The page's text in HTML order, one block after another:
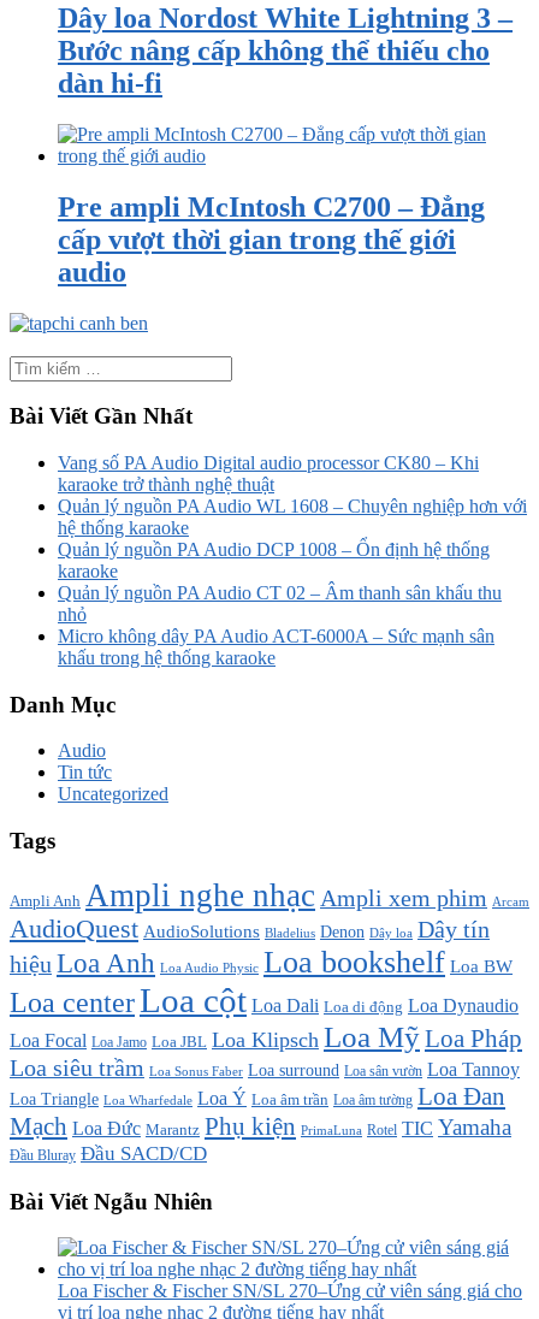
Dây loa Nordost White Lightning 3 –
Bước nâng cấp không thể thiếu cho
dàn hi-fi
Pre ampli McIntosh C2700 – Đẳng
cấp vượt thời gian trong thế giới
audio
Bài Viết Gần Nhất
Vang số PA Audio Digital audio processor CK80 – Khi
karaoke trở thành nghệ thuật
Quản lý nguồn PA Audio WL 1608 – Chuyên nghiệp hơn với
hệ thống karaoke
Quản lý nguồn PA Audio DCP 1008 – Ổn định hệ thống
karaoke
Quản lý nguồn PA Audio CT 02 – Âm thanh sân khấu thu
nhỏ
Micro không dây PA Audio ACT-6000A – Sức mạnh sân
khấu trong hệ thống karaoke
Danh Mục
Audio
Tin tức
Uncategorized
Tags
Ampli Anh Ampli nghe nhạc Ampli xem phim Arcam
AudioQuest AudioSolutions Bladelius Denon Dây loa Dây tín
hiệu Loa Anh Loa Audio Physic Loa bookshelf Loa BW
Loa centerLoa cột Loa Dali Loa di động Loa Dynaudio
Loa Focal Loa Jamo Loa JBL Loa Klipsch Loa MỹLoa Pháp
Loa siêu trầm Loa Sonus Faber Loa surround Loa sân vườn Loa Tannoy
Loa Triangle Loa Wharfedale Loa Ý Loa âm trần Loa âm tường Loa Đan
Mạch Loa Đức Marantz Phụ kiện PrimaLuna Rotel TIC Yamaha
Đầu Bluray Đầu SACD/CD
Bài Viết Ngẫu Nhiên
Loa Fischer & Fischer SN/SL 270–Ứng cử viên sáng giá cho
vị trí loa nghe nhạc 2 đường tiếng hay nhất